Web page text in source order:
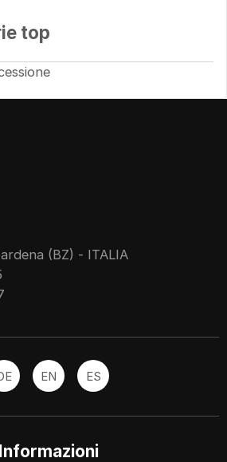
top
(BZ) - ITALIA
EN ES
Informazioni